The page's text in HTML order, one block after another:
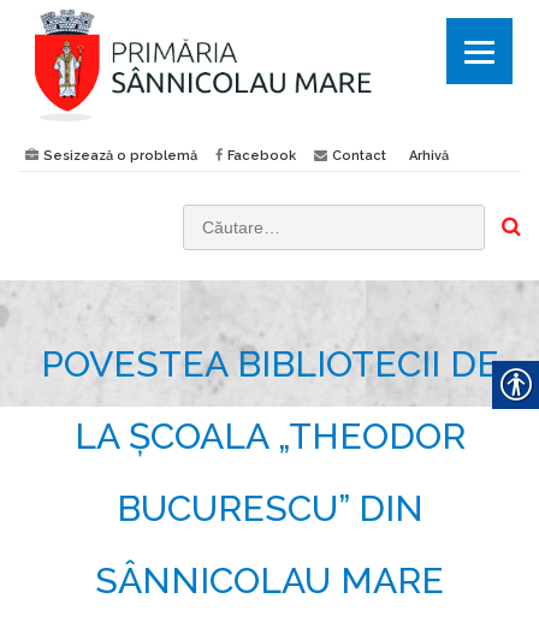
Sesizează o problemă Facebook Contact Arhivă
POVESTEA BIBLIOTECII DE
LA ȘCOALA „THEODOR
BUCURESCU” DIN
SÂNNICOLAU MARE